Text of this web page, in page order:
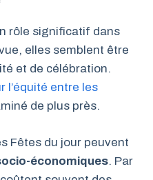
rôle significatif dans
elles semblent être
et de célébration.
l’équité entre les
de plus près.
Fêtes du jour peuvent
économiques. Par